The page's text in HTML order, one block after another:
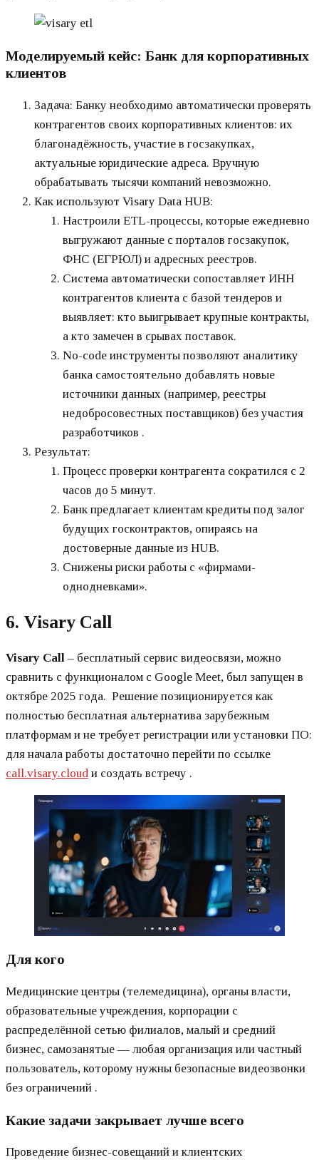
Моделируемый кейс: Банк для корпоративных
клиентов
Задача: Банку необходимо автоматически проверять
контрагентов своих корпоративных клиентов: их
благонадёжность, участие в госзакупках,
актуальные юридические адреса. Вручную
обрабатывать тысячи компаний невозможно.
Как используют Visary Data HUB:
Настроили ETL-процессы, которые ежедневно
выгружают данные с порталов госзакупок,
ФНС (ЕГРЮЛ) и адресных реестров.
Система автоматически сопоставляет ИНН
контрагентов клиента с базой тендеров и
выявляет: кто выигрывает крупные контракты,
а кто замечен в срывах поставок.
No-code инструменты позволяют аналитику
банка самостоятельно добавлять новые
источники данных (например, реестры
недобросовестных поставщиков) без участия
разработчиков .
Результат:
Процесс проверки контрагента сократился с 2
часов до 5 минут.
Банк предлагает клиентам кредиты под залог
будущих госконтрактов, опираясь на
достоверные данные из HUB.
Снижены риски работы с «фирмами-
однодневками».
6. Visary Call
Visary Call – бесплатный сервис видеосвязи, можно
сравнить с функционалом с Google Meet, был запущен в
октябре 2025 года. Решение позиционируется как
полностью бесплатная альтернатива зарубежным
платформам и не требует регистрации или установки ПО:
для начала работы достаточно перейти по ссылке
call.visary.cloud и создать встречу .
Для кого
Медицинские центры (телемедицина), органы власти,
образовательные учреждения, корпорации с
распределённой сетью филиалов, малый и средний
бизнес, самозанятые — любая организация или частный
пользователь, которому нужны безопасные видеозвонки
без ограничений .
Какие задачи закрывает лучше всего
Проведение бизнес-совещаний и клиентских